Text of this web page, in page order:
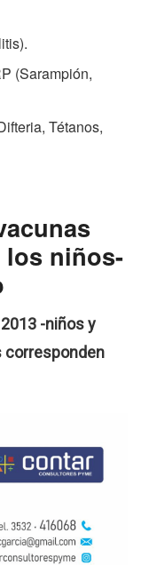
(Sarampión,
Tétanos,
los niños-
-niños y
corresponden